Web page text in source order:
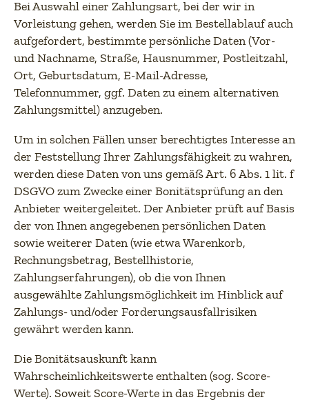
Bei Auswahl einer Zahlungsart, bei der wir in
Vorleistung gehen, werden Sie im Bestellablauf auch
aufgefordert, bestimmte persönliche Daten (Vor-
und Nachname, Straße, Hausnummer, Postleitzahl,
Ort, Geburtsdatum, E-Mail-Adresse,
Telefonnummer, ggf. Daten zu einem alternativen
Zahlungsmittel) anzugeben.
Um in solchen Fällen unser berechtigtes Interesse an
der Feststellung Ihrer Zahlungsfähigkeit zu wahren,
werden diese Daten von uns gemäß Art. 6 Abs. 1 lit. f
DSGVO zum Zwecke einer Bonitätsprüfung an den
Anbieter weitergeleitet. Der Anbieter prüft auf Basis
der von Ihnen angegebenen persönlichen Daten
sowie weiterer Daten (wie etwa Warenkorb,
Rechnungsbetrag, Bestellhistorie,
Zahlungserfahrungen), ob die von Ihnen
ausgewählte Zahlungsmöglichkeit im Hinblick auf
Zahlungs- und/oder Forderungsausfallrisiken
gewährt werden kann.
Die Bonitätsauskunft kann
Wahrscheinlichkeitswerte enthalten (sog. Score-
Werte). Soweit Score-Werte in das Ergebnis der